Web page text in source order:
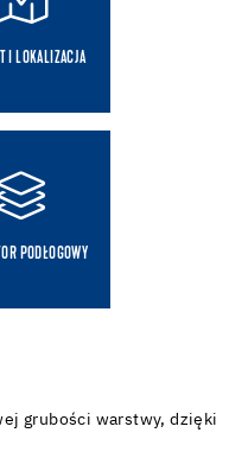
I LOKALIZACJA
PODŁOGOWY
grubości warstwy, dzięki